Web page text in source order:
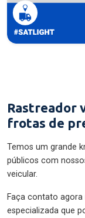
Rastreador
frotas de
Temos um grande
públicos com
veicular.
Faça contato
especializada que